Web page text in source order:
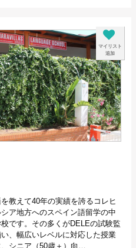
マイリスト
追加
教えて40年の実績を誇るコレヒ
ア地方へのスペイン語留学の中
です。その多くがDELEの試験監
、幅広いレベルに対応した授業
シニア（50歳＋）向…